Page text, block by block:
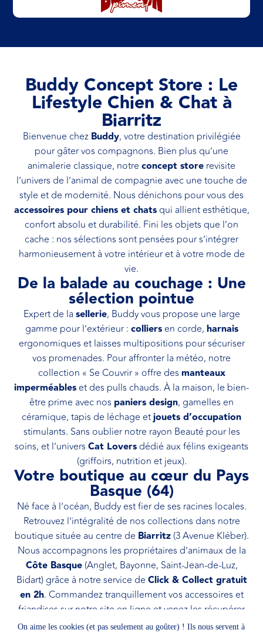
On aime les cookies (et pas seulement au goûter) ! Ils nous servent à
Buddy Concept Store : Le
Lifestyle Chien & Chat à
Biarritz
Bienvenue chez Buddy, votre destination privilégiée
pour gâter vos compagnons. Bien plus qu’une
animalerie classique, notre concept store revisite
l’univers de l’animal de compagnie avec une touche de
style et de modernité. Nous dénichons pour vous des
accessoires pour chiens et chatsqui allient esthétique,
confort absolu et durabilité. Fini les objets que l’on
cache : nos sélections sont pensées pour s’intégrer
harmonieusement à votre intérieur et à votre mode de
vie.
De la balade au couchage : Une
sélection pointue
Expert de lasellerie, Buddy vous propose une large
gamme pour l’extérieur : colliersen corde, harnais
ergonomiques et laisses multipositions pour sécuriser
vos promenades. Pour affronter la météo, notre
collection « Se Couvrir » offre des manteaux
imperméables et des pulls chauds. À la maison, le bien-
être prime avec nos paniers design, gamelles en
céramique, tapis de léchage etjouets d’occupation
stimulants. Sans oublier notre rayon Beauté pour les
soins, et l’univers Cat Lovers dédié aux félins exigeants
(griffoirs, nutrition et jeux).
Votre boutique au cœur du Pays
Basque (64)
Né face à l’océan, Buddy est fier de ses racines locales.
Retrouvez l’intégralité de nos collections dans notre
boutique située au centre de Biarritz(3 Avenue Kléber).
Nous accompagnons les propriétaires d’animaux de la
Côte Basque(Anglet, Bayonne, Saint-Jean-de-Luz,
Bidart) grâce à notre service de Click & Collect gratuit
en 2h. Commandez tranquillement vos accessoires et
friandises sur notre site en ligne et venez les récupérer
rapidement en magasin. Une question ? Notre équipe